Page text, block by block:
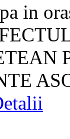
in